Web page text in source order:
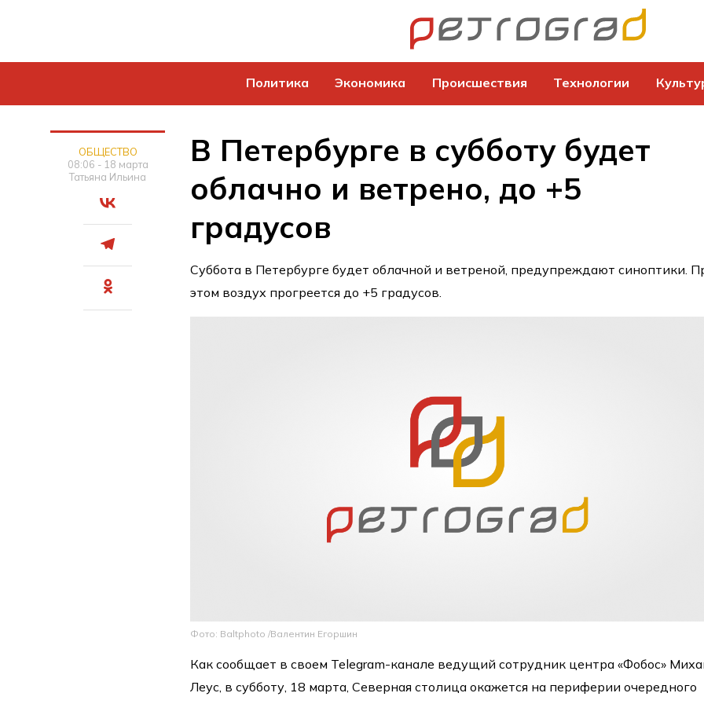
Политика Экономика Происшествия Технологии
ОБЩЕСТВО
08:06 - 18 марта
Татьяна Ильина
В Петербурге в субботу будет
облачно и ветрено, до +5
градусов
Суббота в Петербурге будет облачной и ветреной, предупреждают синоптики.
этом воздух прогреется до +5 градусов.
Фото: Baltphoto /Валентин Егоршин
Как сообщает в своем Telegram-канале ведущий сотрудник центра «Фобос»
Леус, в субботу, 18 марта, Северная столица окажется на периферии очередного